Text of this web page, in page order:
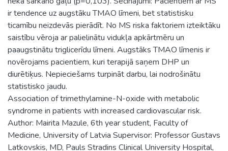
ir tendence uz augstāku TMAO līmeni, bet statistisku
ticamību neizdevās pierādīt. No MS riska faktoriem izteiktāku
saistību vēroja ar palielinātu vidukļa apkārtmēru un
paaugstinātu triglicerīdu līmeni. Augstāks TMAO līmenis ir
novērojams pacientiem, kuri terapijā saņem DHP un
diurētiķus. Nepieciešams turpināt darbu, lai nodrošinātu
statistisko jaudu.
Association of trimethylamine-N-oxide with metabolic
syndrome in patients with increased cardiovascular risk.
Author: Mairita Mazule, 6th year student, Faculty of
Medicine, University of Latvia Supervisor: Professor Gustavs
Latkovskis, MD, Pauls Stradins Clinical University Hospital,